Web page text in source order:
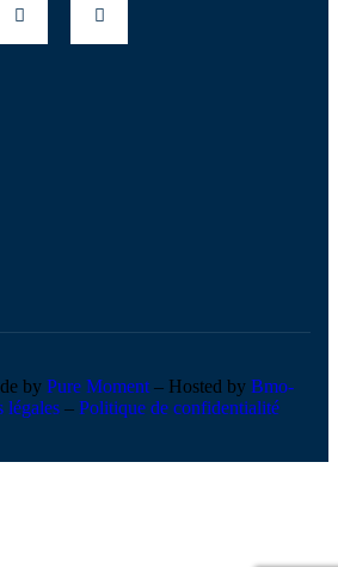
by Pure Moment– Hosted by Bmo-
légales – Politique de confidentialité